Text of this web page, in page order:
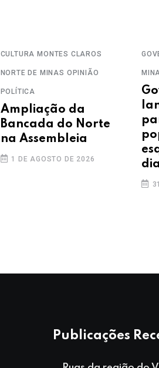
CULTURA MONTES CLAROS
NORTE DE MINAS OPINIÃO
POLÍTICA
Ampliação da
Bancada do Norte
na Assembleia
1 DE AGOSTO DE 2026
dia
Publicações